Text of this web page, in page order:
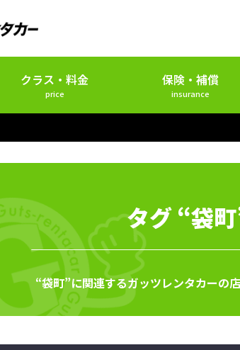
クラス・料金
price
保険・補償
insurance
タグ “袋
“袋町”に関連するガッツレンタカーの